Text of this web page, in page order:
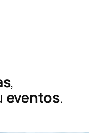
,
eventos.